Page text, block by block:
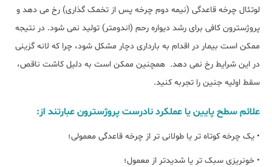
لوتئال چرخه قاعدگی (نیمه دوم چرخه پس از تخمک گذاری) رخ می دهد و
پروژسترون کافی برای رشد دیواره رحم (اندومتر) تولید نمی شود. در نتیجه
ممکن است بیمار در اقدام به بارداری دچار مشکل شود، چرا که لانه گزینی
در این شرایط رخ نمی دهد. همچنین ممکن است به دلیل کاشت ناقص،
سقط اولیه جنین را تجربه کنید.
علائم سطح پایین یا عملکرد نادرست پروژسترون عبارتند از:
• یک چرخه کوتاه تر یا طولانی تر از چرخه قاعدگی معمولی؛
• خونریزی سبک تر یا شدیدتر از معمول؛